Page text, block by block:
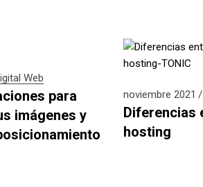
Web
para
imágenes y
noviembre 2021
Diferencias
hosting